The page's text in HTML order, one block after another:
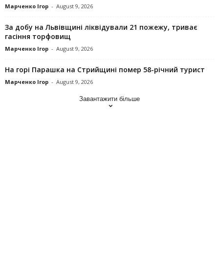
Марченко Ігор - August 9, 2026
За добу на Львівщині ліквідували 21 пожежу, триває
гасіння торфовищ
Марченко Ігор - August 9, 2026
На горі Парашка на Стрийщині помер 58-річний турист
Марченко Ігор - August 9, 2026
Завантажити більше